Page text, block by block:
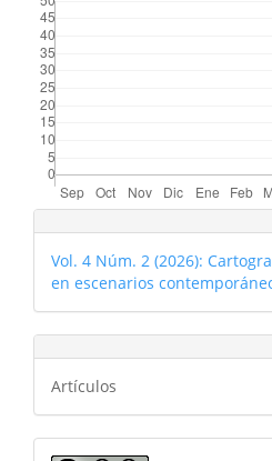
Vol. 4 Núm. 2 (2026):
en escenarios
Artículos